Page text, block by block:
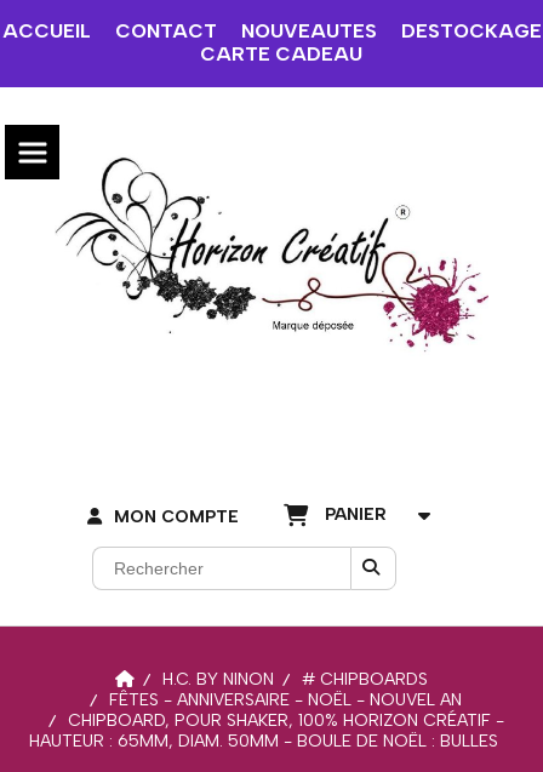
ACCUEIL CONTACT NOUVEAUTES
DESTOCKAGE
CARTE CADEAU
MON COMPTE PANIER
H.C. BY NINON
# CHIPBOARDS
FÊTES - ANNIVERSAIRE - NOËL - NOUVEL AN
CHIPBOARD, POUR SHAKER, 100% HORIZON CRÉATIF -
HAUTEUR : 65MM, DIAM. 50MM - BOULE DE NOËL : BULLES